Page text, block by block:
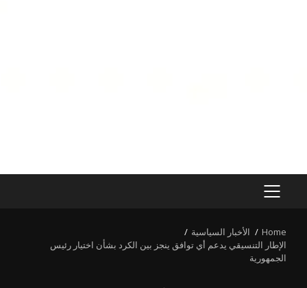
PRIMARY
Home
الأخبار السياسية
الإطار التنسيقي يدعم أي توافق ينجز بين الكرد بشأن اختيار رئيس
الجمهورية